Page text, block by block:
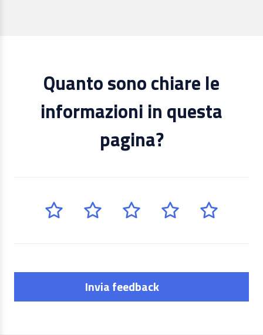
Quanto sono chiare le
informazioni in questa
pagina?
Invia feedback